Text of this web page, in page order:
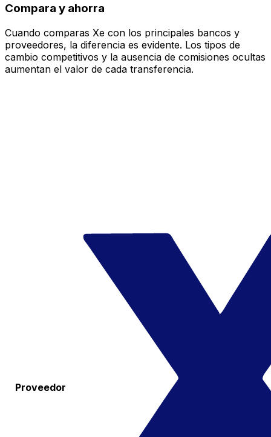
Compara y ahorra
Cuando comparas Xe con los principales bancos y
proveedores, la diferencia es evidente. Los tipos de
cambio competitivos y la ausencia de comisiones ocultas
aumentan el valor de cada transferencia.
Proveedor